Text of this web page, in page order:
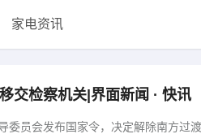
家电资讯
交检察机关|界面新闻 · 快讯
员会发布国家令，决定解除南方过